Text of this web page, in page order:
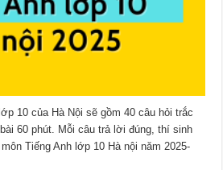
10 của Hà Nội sẽ gồm 40 câu hỏi trắc
60 phút. Mỗi câu trả lời đúng, thí sinh
Tiếng Anh lớp 10 Hà nội năm 2025-